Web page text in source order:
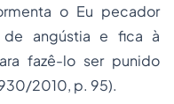
o Eu pecador
de angústia e fica à
fazê-lo ser punido
2010, p. 95).